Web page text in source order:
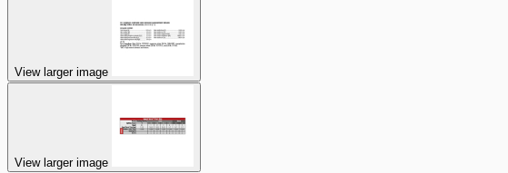
View larger image
View larger image